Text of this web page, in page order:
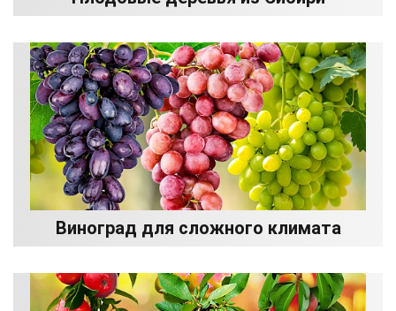
Виноград для сложного климата